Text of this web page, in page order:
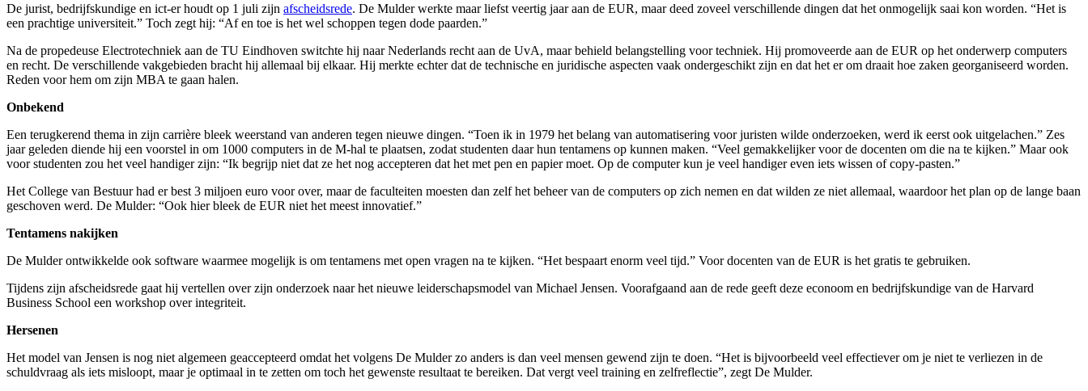
De jurist, bedrijfskundige en ict-er houdt op 1 juli zijn afscheidsrede. De Mulder werkte maar liefst veertig jaar aan de EUR, maar deed zoveel verschillende dingen dat het onmogelijk saai kon worden. “Het is
een prachtige universiteit.” Toch zegt hij: “Af en toe is het wel schoppen tegen dode paarden.”
Na de propedeuse Electrotechniek aan de TU Eindhoven switchte hij naar Nederlands recht aan de UvA, maar behield belangstelling voor techniek. Hij promoveerde aan de EUR op het onderwerp computers
en recht. De verschillende vakgebieden bracht hij allemaal bij elkaar. Hij merkte echter dat de technische en juridische aspecten vaak ondergeschikt zijn en dat het er om draait hoe zaken georganiseerd worden.
Reden voor hem om zijn MBA te gaan halen.
Onbekend
Een terugkerend thema in zijn carrière bleek weerstand van anderen tegen nieuwe dingen. “Toen ik in 1979 het belang van automatisering voor juristen wilde onderzoeken, werd ik eerst ook uitgelachen.” Zes
jaar geleden diende hij een voorstel in om 1000 computers in de M-hal te plaatsen, zodat studenten daar hun tentamens op kunnen maken. “Veel gemakkelijker voor de docenten om die na te kijken.” Maar ook
voor studenten zou het veel handiger zijn: “Ik begrijp niet dat ze het nog accepteren dat het met pen en papier moet. Op de computer kun je veel handiger even iets wissen of copy-pasten.”
Het College van Bestuur had er best 3 miljoen euro voor over, maar de faculteiten moesten dan zelf het beheer van de computers op zich nemen en dat wilden ze niet allemaal, waardoor het plan op de lange baan
geschoven werd. De Mulder: “Ook hier bleek de EUR niet het meest innovatief.”
Tentamens nakijken
De Mulder ontwikkelde ook software waarmee mogelijk is om tentamens met open vragen na te kijken. “Het bespaart enorm veel tijd.” Voor docenten van de EUR is het gratis te gebruiken.
Tijdens zijn afscheidsrede gaat hij vertellen over zijn onderzoek naar het nieuwe leiderschapsmodel van Michael Jensen. Voorafgaand aan de rede geeft deze econoom en bedrijfskundige van de Harvard
Business School een workshop over integriteit.
Hersenen
Het model van Jensen is nog niet algemeen geaccepteerd omdat het volgens De Mulder zo anders is dan veel mensen gewend zijn te doen. “Het is bijvoorbeeld veel effectiever om je niet te verliezen in de
schuldvraag als iets misloopt, maar je optimaal in te zetten om toch het gewenste resultaat te bereiken. Dat vergt veel training en zelfreflectie”, zegt De Mulder.